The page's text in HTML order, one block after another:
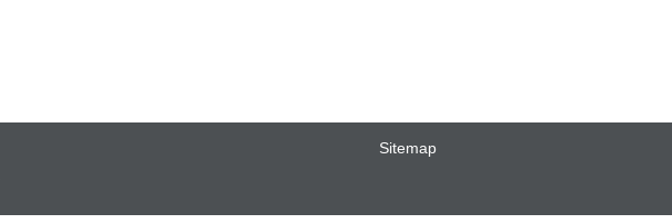
Sitemap